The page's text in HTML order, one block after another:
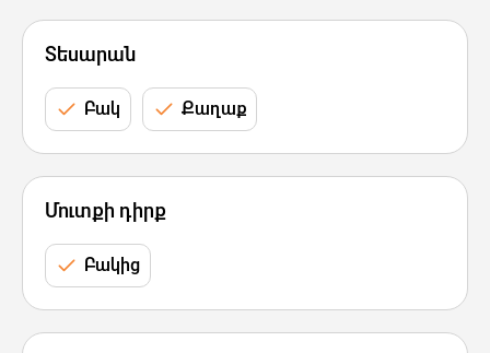
Տեսարան
Բակ Քաղաք
Մուտքի դիրք
Բակից